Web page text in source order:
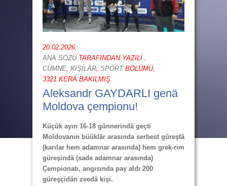
20.02.2026,
ANA SÖZÜTARAFINDAN YAZILI ,
CÜMNE KİŞİLÄR SPORTBÖLÜMÜ,
3321 KERÄ BAKILMIŞ
Aleksandr GAYDARLI genä
Moldova çempionu!
Küçük ayın 16-18 günnerindä geçti
Moldovanın büüklär arasında serbest güreştä
(karılar hem adamnar arasında) hem grek-rim
güreşindä (sade adamnar arasında)
Çempionatı, angısında pay aldı 200
güreşçidän zeedä kişi.